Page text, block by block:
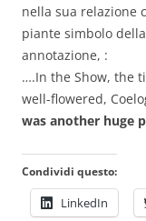
nella sua relazione
piante simbolo
annotazione, :
….In the Show, the
well-flowered,
was another huge
Condividi questo:
LinkedIn